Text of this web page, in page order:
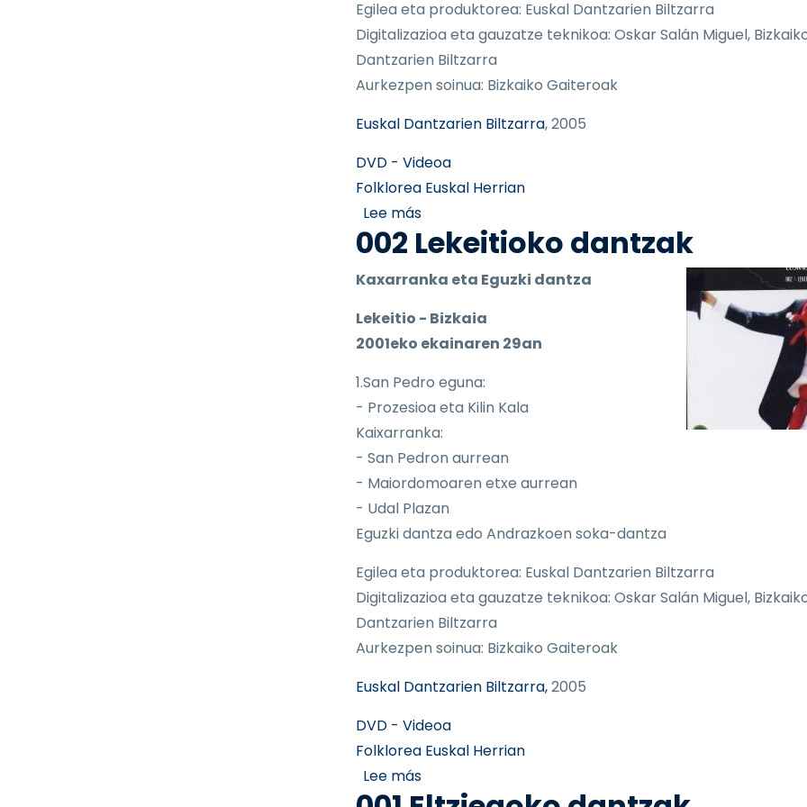
Egilea eta produktorea: Euskal Dantzarien Biltzarra
Digitalizazioa eta gauzatze teknikoa: Oskar Salán Miguel,
Dantzarien Biltzarra
Aurkezpen soinua: Bizkaiko Gaiteroak
Euskal Dantzarien Biltzarra, 2005
DVD - Videoa
Folklorea Euskal Herrian
Lee mássobre 003 Oñatiko dantzak
002 Lekeitioko dantzak
Kaxarranka eta Eguzki dantza
Lekeitio - Bizkaia
2001eko ekainaren 29an
1.San Pedro eguna:
- Prozesioa eta Kilin Kala
Kaixarranka:
- San Pedron aurrean
- Maiordomoaren etxe aurrean
- Udal Plazan
Eguzki dantza edo Andrazkoen soka-dantza
Egilea eta produktorea: Euskal Dantzarien Biltzarra
Digitalizazioa eta gauzatze teknikoa: Oskar Salán Miguel,
Dantzarien Biltzarra
Aurkezpen soinua: Bizkaiko Gaiteroak
Euskal Dantzarien Biltzarra,2005
DVD - Videoa
Folklorea Euskal Herrian
Lee mássobre 002 Lekeitioko dantzak